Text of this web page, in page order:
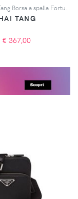
TANG
€ 367,00